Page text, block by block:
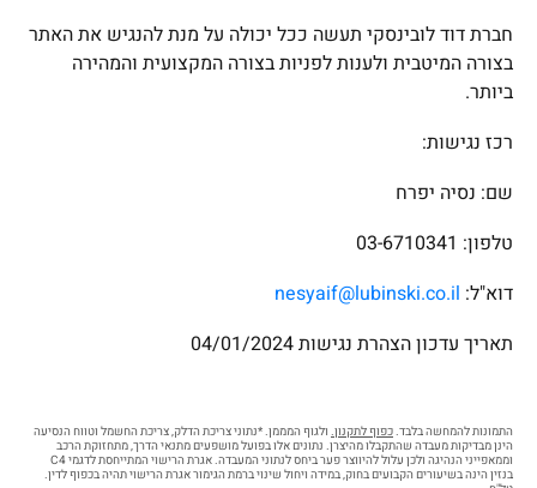
חברת דוד לובינסקי תעשה ככל יכולה על מנת להנגיש את האתר
בצורה המיטבית ולענות לפניות בצורה המקצועית והמהירה
ביותר.
רכז נגישות:
שם: נסיה יפרח
טלפון: 03-6710341
דוא"ל: nesyaif@lubinski.co.il
תאריך עדכון הצהרת נגישות 04/01/2024
התמונות להמחשה בלבד.כפוף לתקנון. ולגוף המממן. *נתוני צריכת הדלק, צריכת החשמל וטווח הנסיעה
הינן מבדיקות מעבדה שהתקבלו מהיצרן. נתונים אלו בפועל מושפעים מתנאי הדרך, מתחזוקת הרכב
וממאפייני הנהיגה ולכן עלול להיווצר פער ביחס לנתוני המעבדה. אגרת הרישוי המתייחסת לדגמי C4
בנזין הינה בשיעורים הקבועים בחוק, במידה ויחול שינוי ברמת הגימור אגרת הרישוי תהיה בכפוף לדין.